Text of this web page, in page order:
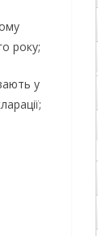
року;
у